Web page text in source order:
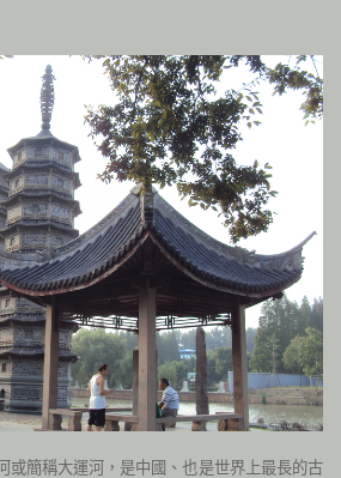
或簡稱大運河，是中國、也是世界上最長的古